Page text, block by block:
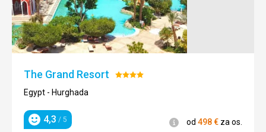
The Grand Resort Hodnotenie:
Egypt - Hurghada
Hodnotenie
4,3 / 5 Informácie
od 498€ za os.